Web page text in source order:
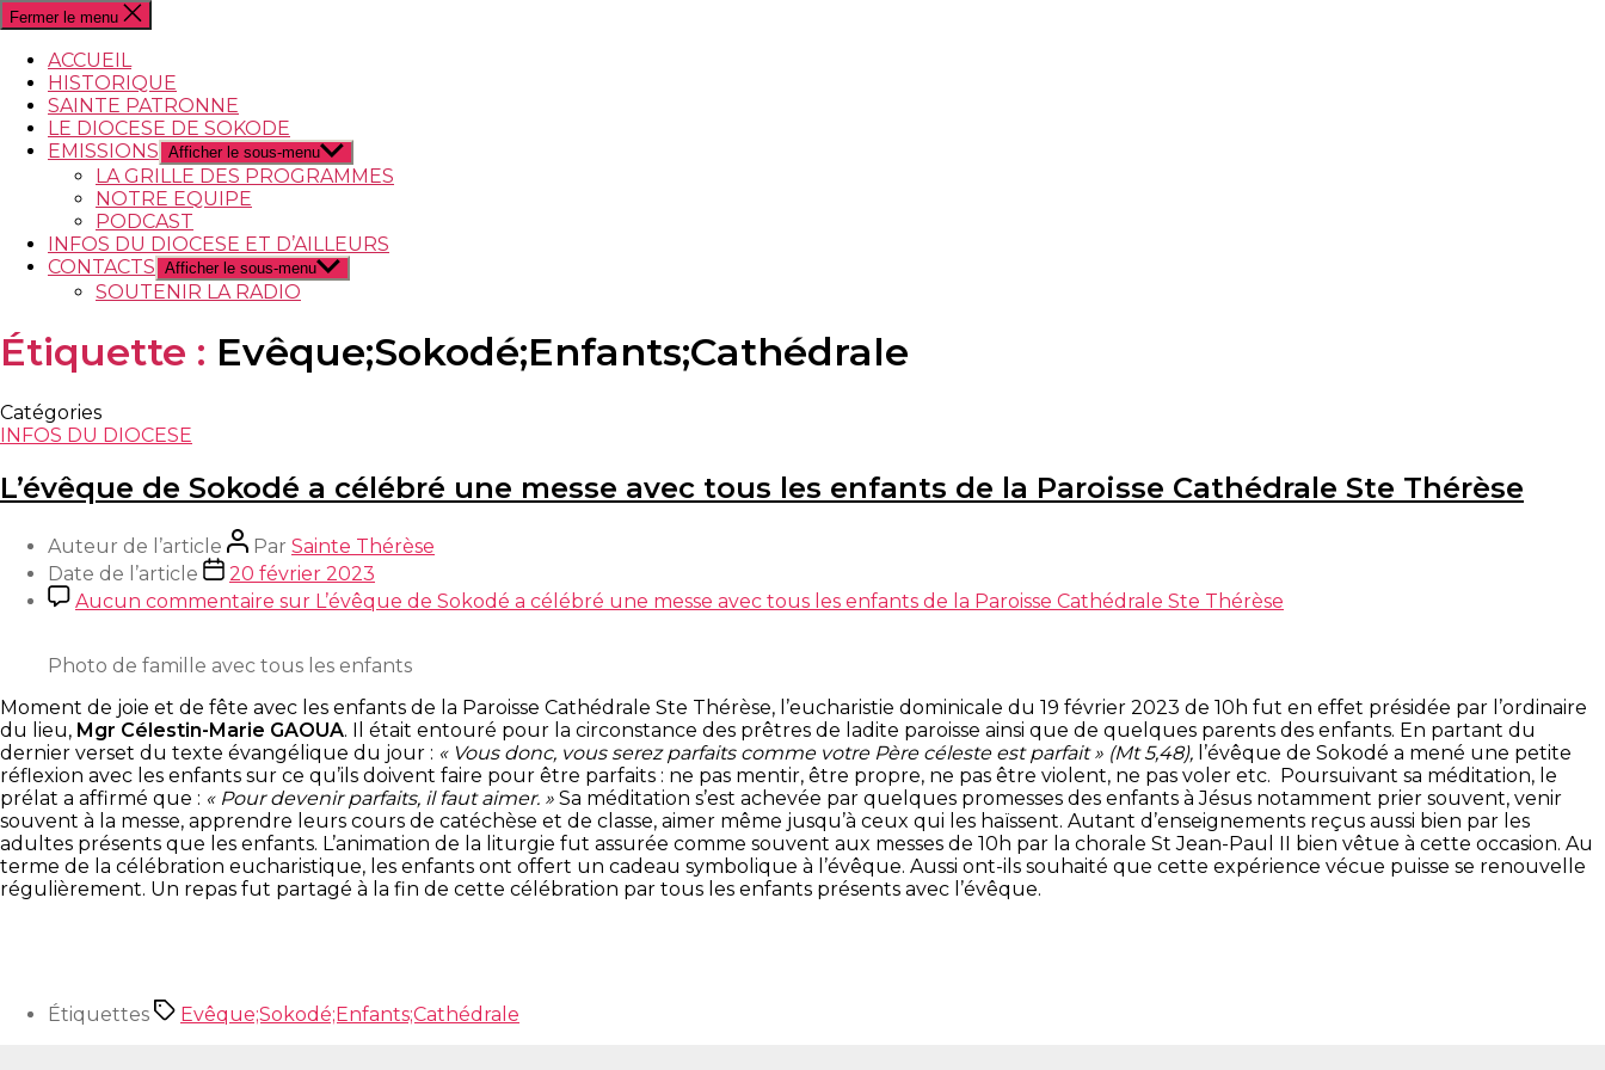
Fermer le menu
ACCUEIL
HISTORIQUE
SAINTE PATRONNE
LE DIOCESE DE SOKODE
EMISSIONS Afficher le sous-menu
LA GRILLE DES PROGRAMMES
NOTRE EQUIPE
PODCAST
INFOS DU DIOCESE ET D’AILLEURS
CONTACTS Afficher le sous-menu
SOUTENIR LA RADIO
Étiquette : Evêque;Sokodé;Enfants;Cathédrale
Catégories
INFOS DU DIOCESE
L’évêque de Sokodé a célébré une messe avec tous les enfants de la Paroisse Cathédrale Ste Thérèse
Auteur de l’article Par Sainte Thérèse
Date de l’article
20 février 2023
Aucun commentaire sur L’évêque de Sokodé a célébré une messe avec tous les enfants de la Paroisse Cathédrale Ste Thérèse
Photo de famille avec tous les enfants
Moment de joie et de fête avec les enfants de la Paroisse Cathédrale Ste Thérèse, l’eucharistie dominicale du 19 février 2023 de 10h fut en effet présidée par l’ordinaire
du lieu, Mgr Célestin-Marie GAOUA. Il était entouré pour la circonstance des prêtres de ladite paroisse ainsi que de quelques parents des enfants. En partant du
dernier verset du texte évangélique du jour : « Vous donc, vous serez parfaits comme votre Père céleste est parfait » (Mt 5,48), l’évêque de Sokodé a mené une petite
réflexion avec les enfants sur ce qu’ils doivent faire pour être parfaits : ne pas mentir, être propre, ne pas être violent, ne pas voler etc. Poursuivant sa méditation, le
prélat a affirmé que : « Pour devenir parfaits, il faut aimer. » Sa méditation s’est achevée par quelques promesses des enfants à Jésus notamment prier souvent, venir
souvent à la messe, apprendre leurs cours de catéchèse et de classe, aimer même jusqu’à ceux qui les haïssent. Autant d’enseignements reçus aussi bien par les
adultes présents que les enfants. L’animation de la liturgie fut assurée comme souvent aux messes de 10h par la chorale St Jean-Paul II bien vêtue à cette occasion. Au
terme de la célébration eucharistique, les enfants ont offert un cadeau symbolique à l’évêque. Aussi ont-ils souhaité que cette expérience vécue puisse se renouvelle
régulièrement. Un repas fut partagé à la fin de cette célébration par tous les enfants présents avec l’évêque.
Étiquettes Evêque;Sokodé;Enfants;Cathédrale